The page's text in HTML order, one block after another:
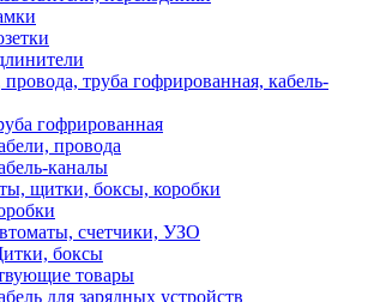
труба гофрированная, кабель-
гофрированная
провода
каналы
щитки, боксы, коробки
счетчики, УЗО
боксы
товары
для зарядных устройств